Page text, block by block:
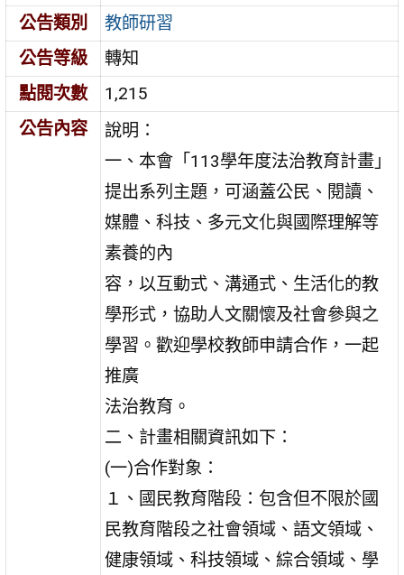
公告類別
教師研習
公告等級
轉知
點閱次數
1,215
公告內容
說明：
一、本會「113學年度法治教育計畫」
提出系列主題，可涵蓋公民、閱讀、
媒體、科技、多元文化與國際理解等
素養的內
容，以互動式、溝通式、生活化的教
學形式，協助人文關懷及社會參與之
學習。歡迎學校教師申請合作，一起
推廣
法治教育。
二、計畫相關資訊如下：
(一)合作對象：
１、國民教育階段：包含但不限於國
民教育階段之社會領域、語文領域、
健康領域、科技領域、綜合領域、學